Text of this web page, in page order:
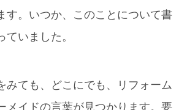
す。いつか、このことについて書
ていました。
みても、どこにでも、リフォーム
メイドの言葉が見つかります。要